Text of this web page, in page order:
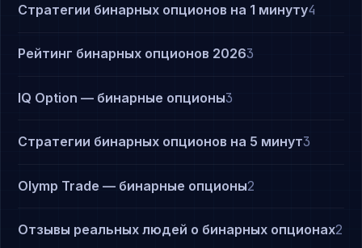
Стратегии бинарных опционов на 1 минуту4
Рейтинг бинарных опционов 20263
IQ Option — бинарные опционы3
Стратегии бинарных опционов на 5 минут3
Olymp Trade — бинарные опционы2
Отзывы реальных людей о бинарных опционах2